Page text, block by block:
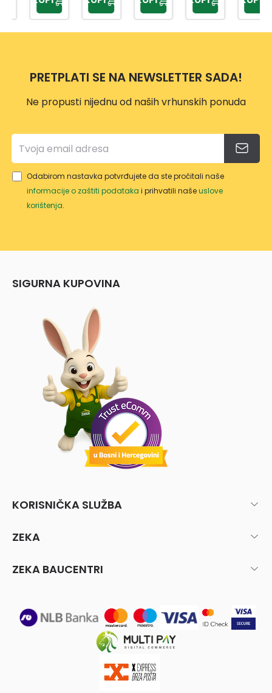
NOŽE
VE,SJ
EKIRE
OM
MOT
ORN
VP114
ERG
O
PRETPLATI SE NA NEWSLETTER SADA!
Ne propusti nijednu od naših vrhunskih ponuda
Odabirom nastavka potvrđujete da ste pročitali naše
informacije o zaštiti podataka i prihvatili našeuslove
korištenja.
SIGURNA KUPOVINA
KORISNIČKA SLUŽBA
ZEKA
ZEKA BAUCENTRI